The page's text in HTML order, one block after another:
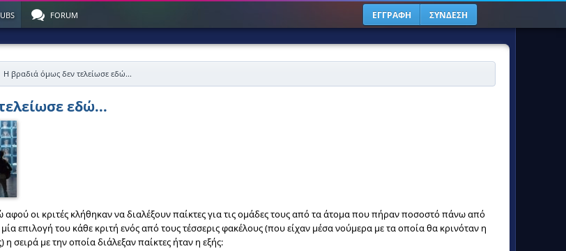
FORUM ΕΓΓΡΑΦΗ ΣΥΝΔΕΣΗ
Η βραδιά όμως δεν τελείωσε εδώ...
εδώ...
αφού οι κριτές κλήθηκαν να διαλέξουν παίκτες για τις ομάδες τους από τα άτομα που πήραν ποσοστό πάνω από
επιλογή του κάθε κριτή ενός από τους τέσσερις φακέλους (που είχαν μέσα νούμερα με τα οποία θα κρινόταν η
σειρά με την οποία διάλεξαν παίκτες ήταν η εξής: